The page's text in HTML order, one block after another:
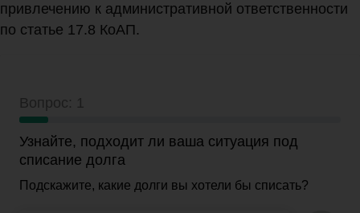
привлечению к административной ответственности
по статье 17.8 КоАП.